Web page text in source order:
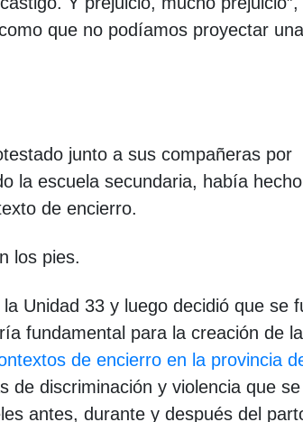
que no podíamos proyectar
junto a sus compañeras por
la escuela secundaria, había
de encierro.
los pies.
Unidad 33 y luego decidió que se
fundamental para la creación de la
de encierro en la provincia
de discriminación y violencia que se
antes, durante y después del